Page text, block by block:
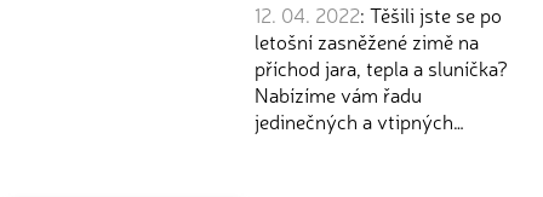
12. 04. 2022: Těšili jste se po
letošní zasněžené zimě na
příchod jara, tepla a sluníčka?
Nabízíme vám řadu
jedinečných a vtipných…